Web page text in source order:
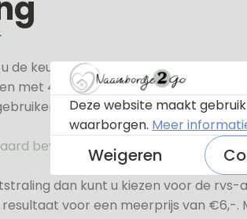
de keuze uit 3 soorten bevestiging.
met 4 zwarte en 4 witte afdekdopjes
bevestiging
dan kunt u kiezen voor de rvs-
voor een meerprijs van €6,-.
Deze website maakt
waarborgen. Meer
Weigeren